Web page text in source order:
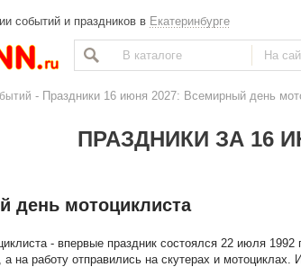
событий и праздников в Екатеринбурге
- Праздники 16 июня 2027: Всемирный день
ПРАЗДНИКИ ЗА 16
день мотоциклиста
- впервые праздник состоялся 22 июля
на работу отправились на скутерах и мотоциклах.